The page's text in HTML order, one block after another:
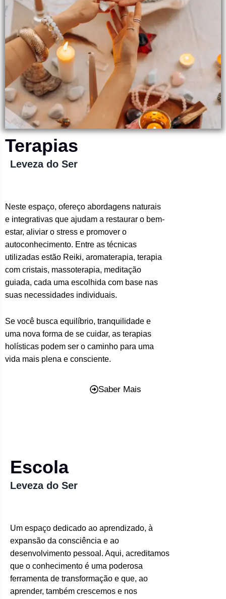
Terapias
Leveza do Ser
Neste espaço, ofereço abordagens naturais
e integrativas que ajudam a restaurar o bem-
estar, aliviar o stress e promover o
autoconhecimento. Entre as técnicas
utilizadas estão Reiki, aromaterapia, terapia
com cristais, massoterapia, meditação
guiada, cada uma escolhida com base nas
suas necessidades individuais.
Se você busca equilíbrio, tranquilidade e
uma nova forma de se cuidar, as terapias
holísticas podem ser o caminho para uma
vida mais plena e consciente.
Saber Mais
Escola
Leveza do Ser
Um espaço dedicado ao aprendizado, à
expansão da consciência e ao
desenvolvimento pessoal. Aqui, acreditamos
que o conhecimento é uma poderosa
ferramenta de transformação e que, ao
aprender, também crescemos e nos